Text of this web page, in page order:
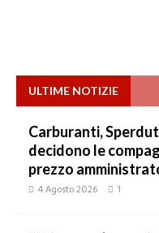
ULTIME NOTIZIE
Carburanti,
decidono le
prezzo
4 Agosto 2026 1